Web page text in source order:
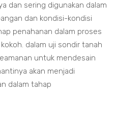
dan sering digunakan dalam
dan kondisi-kondisi
penahanan dalam proses
dalam uji sondir tanah
untuk mendesain
akan menjadi
dalam tahap